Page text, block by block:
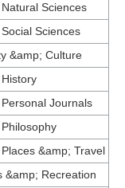
Natural Sciences
Social Sciences
&amp; Culture
History
Personal Journals
Philosophy
Places &amp; Travel
&amp; Recreation